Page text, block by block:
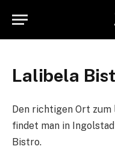
Lalibela
Den richtigen Ort zum
findet man in
Bistro.